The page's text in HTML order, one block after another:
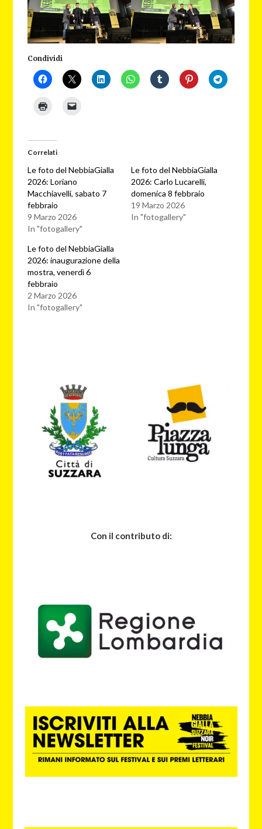
Condividi
Correlati
Le foto del NebbiaGialla
2026: Loriano
Macchiavelli, sabato 7
febbraio
9 Marzo 2026
In "fotogallery"
Le foto del NebbiaGialla
2026: Carlo Lucarelli,
domenica 8 febbraio
19 Marzo 2026
In "fotogallery"
Le foto del NebbiaGialla
2026: inaugurazione della
mostra, venerdì 6
febbraio
2 Marzo 2026
In "fotogallery"
Con il contributo di: